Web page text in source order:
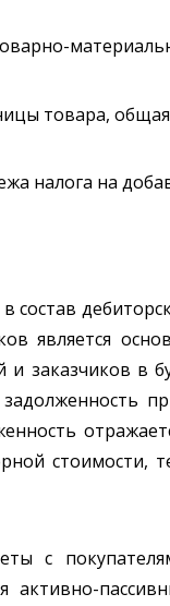
товара, общая
налога на
состав
является
заказчиков в
стоимости,
с
активно-